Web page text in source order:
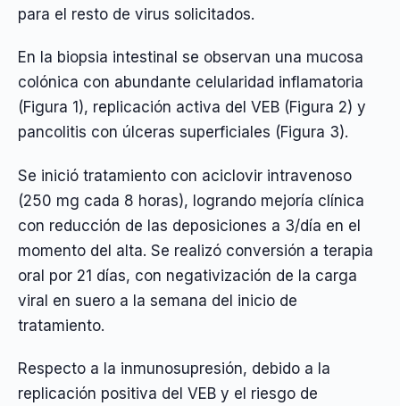
para el resto de virus solicitados.
En la biopsia intestinal se observan una mucosa
colónica con abundante celularidad inflamatoria
(Figura 1), replicación activa del VEB (Figura 2) y
pancolitis con úlceras superficiales (Figura 3).
Se inició tratamiento con aciclovir intravenoso
(250 mg cada 8 horas), logrando mejoría clínica
con reducción de las deposiciones a 3/día en el
momento del alta. Se realizó conversión a terapia
oral por 21 días, con negativización de la carga
viral en suero a la semana del inicio de
tratamiento.
Respecto a la inmunosupresión, debido a la
replicación positiva del VEB y el riesgo de